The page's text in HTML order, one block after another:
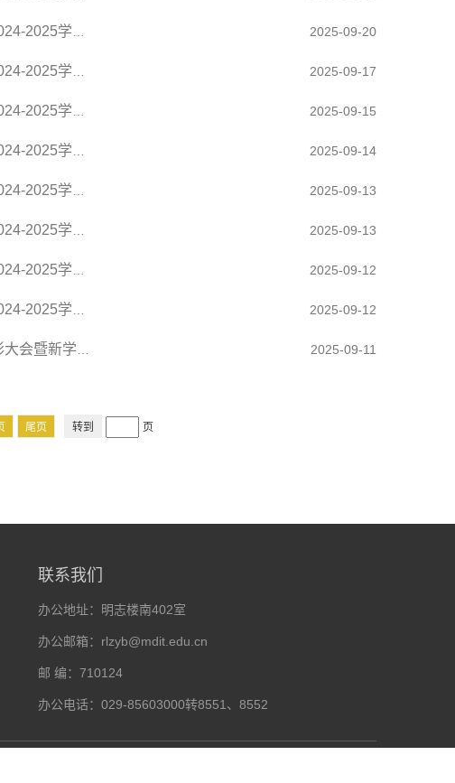
2025-09-20
2025-09-17
2025-09-15
2025-09-14
2025-09-13
2025-09-13
2025-09-12
2025-09-12
2025-09-11
尾页 页
联系我们
办公地址：明志楼南402室
办公邮箱：rlzyb@mdit.edu.cn
邮 编：710124
办公电话：029-85603000转8551、8552